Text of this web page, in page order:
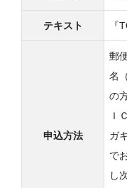
テキスト 『
申込方法
郵
名
の
Ｉ
ガ
で
し